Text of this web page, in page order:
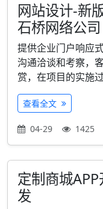
网站设计-新
石桥网络公司
提供企业门户响应
沟通洽谈和考察，
赏，在项目的实施
查看全文
04-29 1425
定制商城
发